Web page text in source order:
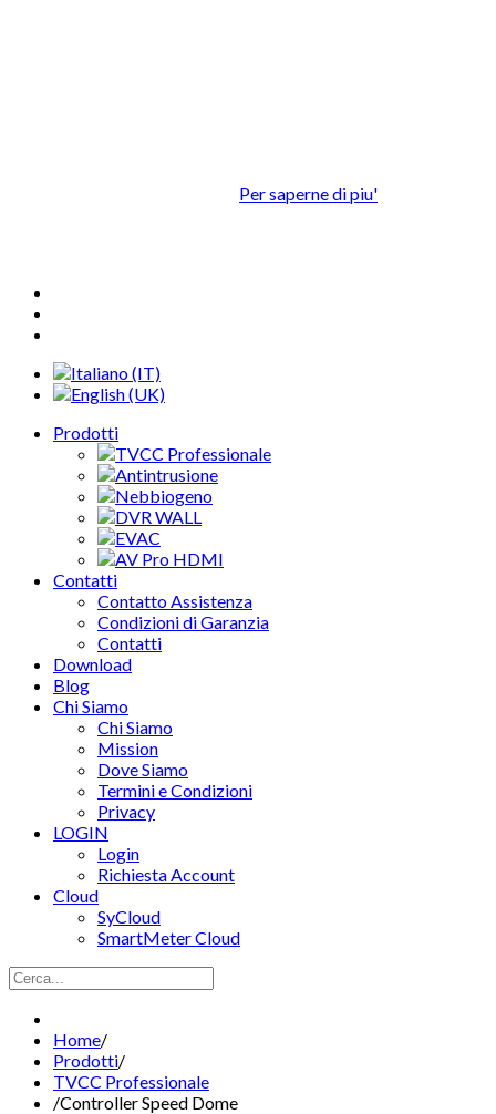
Per saperne di piu'
Prodotti
TVCC Professionale
Antintrusione
Nebbiogeno
DVR WALL
EVAC
AV Pro HDMI
Contatti
Contatto Assistenza
Condizioni di Garanzia
Contatti
Download
Blog
Chi Siamo
Chi Siamo
Mission
Dove Siamo
Termini e Condizioni
Privacy
LOGIN
Login
Richiesta Account
Cloud
SyCloud
SmartMeter Cloud
Home/
Prodotti/
TVCC Professionale
/Controller Speed Dome